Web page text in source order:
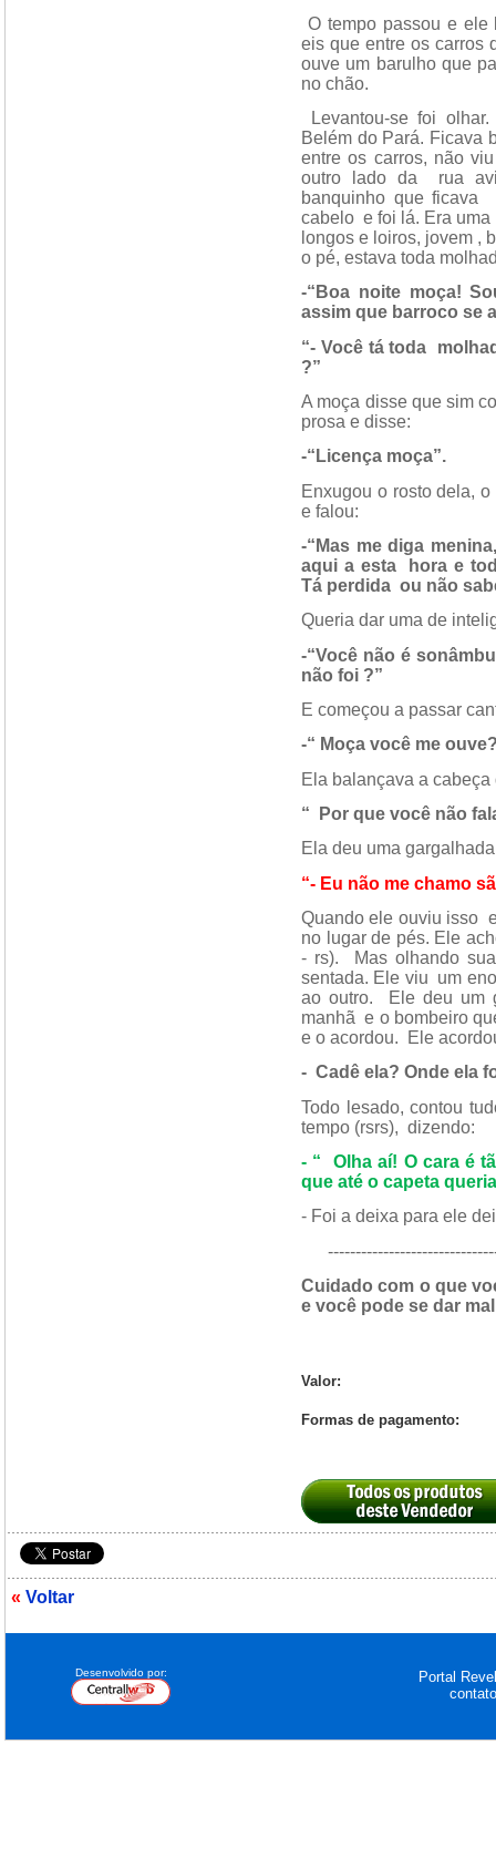
O tempo passou e ele
eis que entre os carros
ouve um barulho que
no chão.
Levantou-se foi
Belém do Pará. Ficava
entre os carros, não
outro lado da
rua
banquinho que ficava
cabelo e foi lá. Era
longos e loiros, jovem ,
o pé, estava toda
-“Boa noite moça!
assim que barroco se
“- Você tá toda
?”
A moça disse que sim
prosa e disse:
-“Licença moça”.
Enxugou o rosto dela,
e falou:
-“Mas me diga
aqui a esta
hora e
Tá perdida ou não
Queria dar uma de
-“Você não é
não foi ?”
E começou a passar
-“ Moça você me
Ela balançava a cabeça
“
Por que você não
Ela deu uma gargalhada
“- Eu não me chamo
Quando ele ouviu isso
no lugar de pés. Ele
- rs).
Mas olhando
sentada. Ele viu um
ao outro.
Ele deu um
manhã e o bombeiro
e o acordou.
Ele
- Cadê ela? Onde ela
Todo lesado, contou
tempo (rsrs), dizendo:
- “
Olha aí! O cara é
que até o capeta
- Foi a deixa para ele
Cuidado com o que
e você pode se dar
Valor:
Formas de pagamento:
« Voltar
Desenvolvido por:
Portal